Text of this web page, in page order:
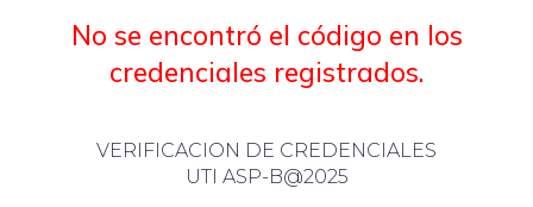
No se encontró el código en los
credenciales registrados.
VERIFICACION DE CREDENCIALES
UTI ASP-B@2025